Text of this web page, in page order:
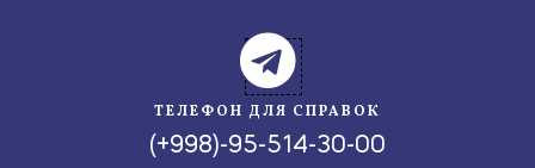
ТЕЛЕФОН ДЛЯ СПРАВОК
(+998)-95-514-30-00